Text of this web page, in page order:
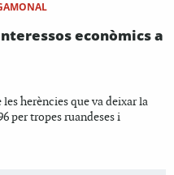
econòmics a
herències que va deixar la
per tropes ruandeses i